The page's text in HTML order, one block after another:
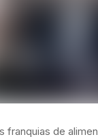
franquias de